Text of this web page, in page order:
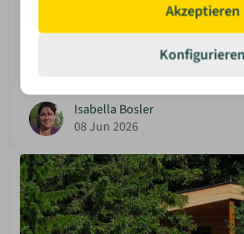
Baumhaus-Paradies in
Entdecke das Baumhaus-Paradies
in der Nähe von Freiburg und
Isabella Bosler
08 Jun 2026
Akzeptieren
Konfigurieren